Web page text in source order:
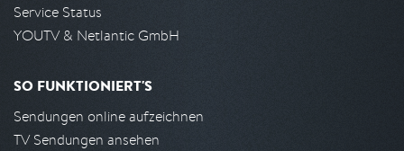
Service Status
YOUTV & Netlantic GmbH
SO FUNKTIONIERT'S
Sendungen online aufzeichnen
TV Sendungen ansehen